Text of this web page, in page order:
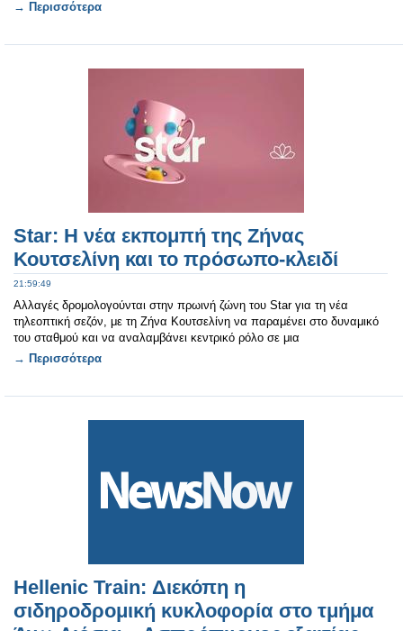
→ Περισσότερα
Star: Η νέα εκπομπή της Ζήνας
Κουτσελίνη και το πρόσωπο-κλειδί
21:59:49
Αλλαγές δρομολογούνται στην πρωινή ζώνη του Star για τη νέα
τηλεοπτική σεζόν, με τη Ζήνα Κουτσελίνη να παραμένει στο δυναμικό
του σταθμού και να αναλαμβάνει κεντρικό ρόλο σε μια
→ Περισσότερα
Hellenic Train: Διεκόπη η
σιδηροδρομική κυκλοφορία στο τμήμα